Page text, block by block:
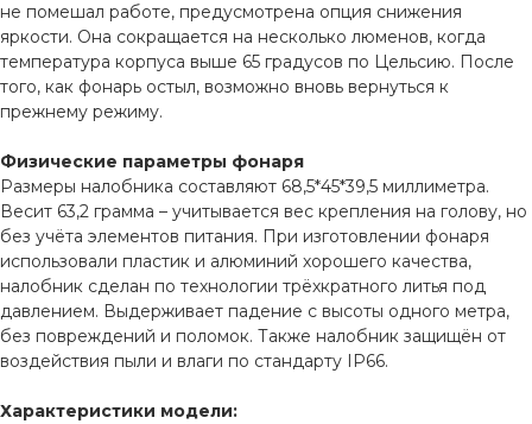
не помешал работе, предусмотрена опция снижения
яркости. Она сокращается на несколько люменов, когда
температура корпуса выше 65 градусов по Цельсию. После
того, как фонарь остыл, возможно вновь вернуться к
прежнему режиму.
Физические параметры фонаря
Размеры налобника составляют 68,5*45*39,5 миллиметра.
Весит 63,2 грамма – учитывается вес крепления на голову, но
без учёта элементов питания. При изготовлении фонаря
использовали пластик и алюминий хорошего качества,
налобник сделан по технологии трёхкратного литья под
давлением. Выдерживает падение с высоты одного метра,
без повреждений и поломок. Также налобник защищён от
воздействия пыли и влаги по стандарту IP66.
Характеристики модели: